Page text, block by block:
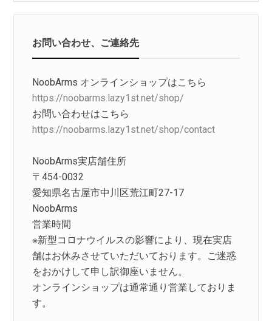
お問い合わせ、ご連絡先
NoobArms オンラインショップはこちら
https://noobarms.lazy1st.net/shop/
お問い合わせはこちら
https://noobarms.lazy1st.net/shop/contact
NoobArms実店舗住所
〒454-0032
愛知県名古屋市中川区荒江町27-17
NoobArms
営業時間
※新型コロナウイルスの影響により、現在実店
舗はお休みさせていただいております。ご迷惑
をおかけして申し訳御座いません。
オンラインショップは通常通り営業しておりま
す。